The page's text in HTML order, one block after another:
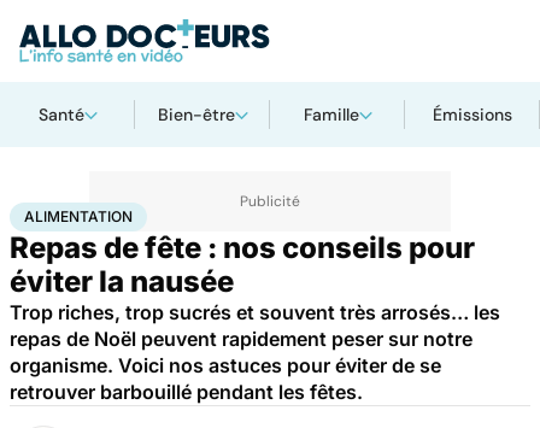
Santé Bien-être Famille Émissions
AccueilBien-être Nutrition Alimentation
ALIMENTATION
Repas de fête : nos conseils pour
éviter la nausée
Trop riches, trop sucrés et souvent très arrosés… les
repas de Noël peuvent rapidement peser sur notre
organisme. Voici nos astuces pour éviter de se
retrouver barbouillé pendant les fêtes.